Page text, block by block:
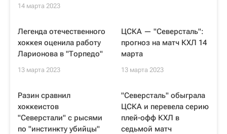
14 марта 2023
Легенда отечественного
хоккея оценила работу
Ларионова в "Торпедо"
13 марта 2023
ЦСКА — "Северсталь":
прогноз на матч КХЛ 14
марта
13 марта 2023
Разин сравнил
хоккеистов
"Северстали" с рысями
по "инстинкту убийцы"
"Северсталь" обыграла
ЦСКА и перевела серию
плей-офф КХЛ в
седьмой матч